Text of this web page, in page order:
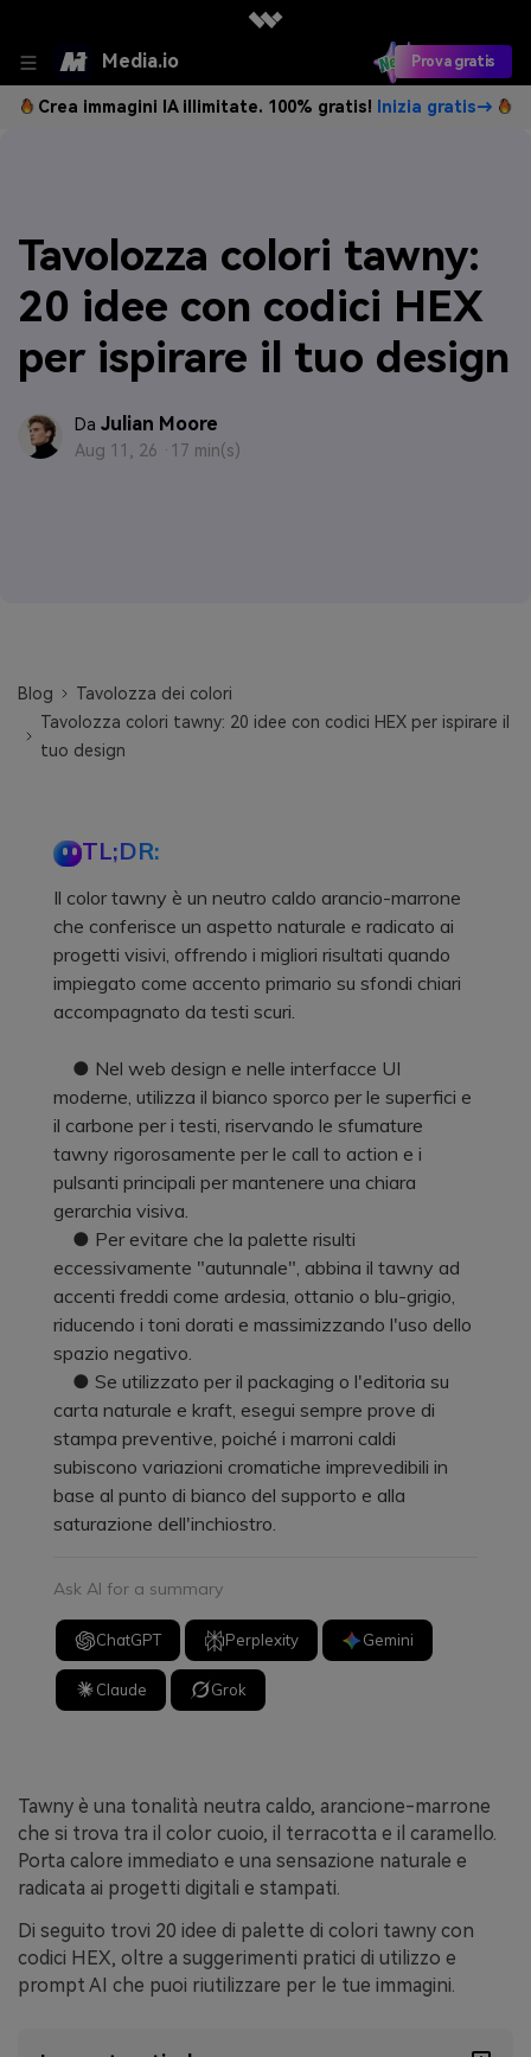
Media.io Prova gratis
Crea immagini IA illimitate. 100% gratis! Inizia gratis→
Tavolozza colori tawny:
20 idee con codici HEX
per ispirare il tuo design
Da Julian Moore
Aug 11, 26 · 17 min(s)
Blog
Tavolozza dei colori
Tavolozza colori tawny: 20 idee con codici HEX per ispirare il
tuo design
TL;DR:
Il color tawny è un neutro caldo arancio-marrone
che conferisce un aspetto naturale e radicato ai
progetti visivi, offrendo i migliori risultati quando
impiegato come accento primario su sfondi chiari
accompagnato da testi scuri.
● Nel web design e nelle interfacce UI
moderne, utilizza il bianco sporco per le superfici e
il carbone per i testi, riservando le sfumature
tawny rigorosamente per le call to action e i
pulsanti principali per mantenere una chiara
gerarchia visiva.
● Per evitare che la palette risulti
eccessivamente "autunnale", abbina il tawny ad
accenti freddi come ardesia, ottanio o blu-grigio,
riducendo i toni dorati e massimizzando l'uso dello
spazio negativo.
● Se utilizzato per il packaging o l'editoria su
carta naturale e kraft, esegui sempre prove di
stampa preventive, poiché i marroni caldi
subiscono variazioni cromatiche imprevedibili in
base al punto di bianco del supporto e alla
saturazione dell'inchiostro.
Ask AI for a summary
ChatGPT Perplexity Gemini
Claude Grok
Tawny è una tonalità neutra caldo, arancione-marrone
che si trova tra il color cuoio, il terracotta e il caramello.
Porta calore immediato e una sensazione naturale e
radicata ai progetti digitali e stampati.
Di seguito trovi 20 idee di palette di colori tawny con
codici HEX, oltre a suggerimenti pratici di utilizzo e
prompt AI che puoi riutilizzare per le tue immagini.